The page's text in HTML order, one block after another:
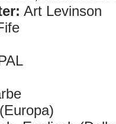
Art Levinson